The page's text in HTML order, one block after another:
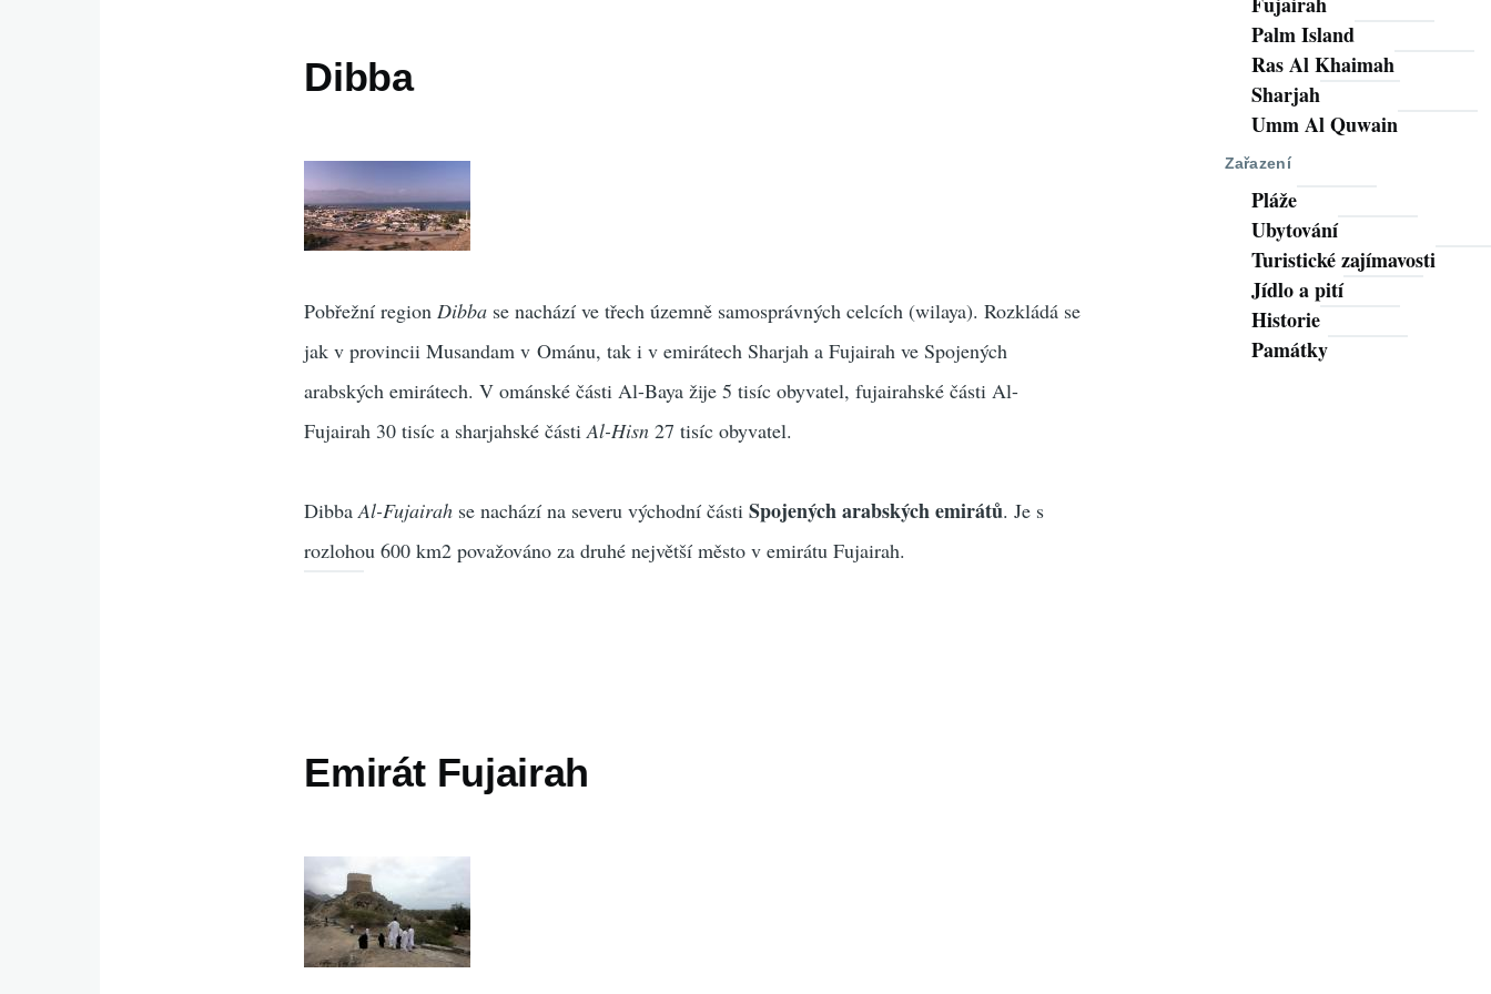
Dibba
Pobřežní region Dibba se nachází ve třech územně samosprávných celcích (wilaya). Rozkládá se
jak v provincii Musandam v Ománu, tak i v emirátech Sharjah a Fujairah ve Spojených
arabských emirátech. V ománské části Al-Baya žije 5 tisíc obyvatel, fujairahské části Al-
Fujairah 30 tisíc a sharjahské částiAl-Hisn 27 tisíc obyvatel.
DibbaAl-Fujairah se nachází na severu východní částiSpojených arabských emirátů. Je s
rozlohou 600 km2 považováno za druhé největší město v emirátu Fujairah.
Emirát Fujairah
Palm Island
Ras Al Khaimah
Sharjah
Umm Al Quwain
Zařazení
Pláže
Ubytování
Turistické zajímavosti
Jídlo a pití
Historie
Památky